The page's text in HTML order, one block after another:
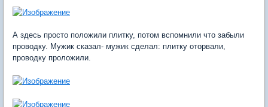
А здесь просто положили плитку, потом вспомнили что забыли
проводку. Мужик сказал- мужик сделал: плитку оторвали,
проводку проложили.